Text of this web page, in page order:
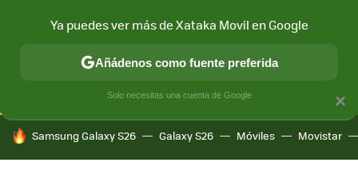
CONECTIVIDAD MÓVIL Y SOCIEDAD APLICACIONES
HOY SE HABLA DE
Samsung Galaxy S26 Galaxy S26 Móviles Movistar
×
Ya puedes ver más de Xataka Movil en Google
Añádenos como fuente preferida
Solo necesitas una cuenta de Google